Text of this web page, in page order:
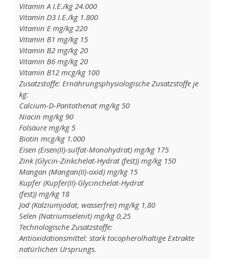
Vitamin A I.E./kg 24.000
Vitamin D3 I.E./kg 1.800
Vitamin E mg/kg 220
Vitamin B1 mg/kg 15
Vitamin B2 mg/kg 20
Vitamin B6 mg/kg 20
Vitamin B12 mcg/kg 100
Zusatzstoffe: Ernährungsphysiologische Zusatzstoffe je
kg:
Calcium-D-Pantothenat mg/kg 50
Niacin mg/kg 90
Folsäure mg/kg 5
Biotin mcg/kg 1.000
Eisen (Eisen(II)-sulfat-Monohydrat) mg/kg 175
Zink (Glycin-Zinkchelat-Hydrat (fest)) mg/kg 150
Mangan (Mangan(II)-oxid) mg/kg 15
Kupfer (Kupfer(II)-Glycinchelat-Hydrat
(fest)) mg/kg 18
Jod (Kalziumjodat, wasserfrei) mg/kg 1,80
Selen (Natriumselenit) mg/kg 0,25
Technologische Zusatzstoffe:
Antioxidationsmittel: stark tocopherolhaltige Extrakte
natürlichen Ursprungs.